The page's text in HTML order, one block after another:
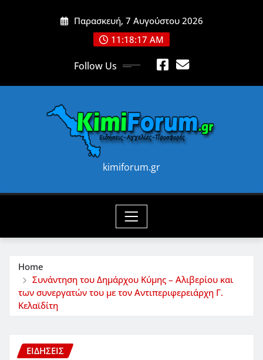
Παρασκευή, 7 Αυγούστου 2026
11:18:18 AM
Follow Us
kimiforum.gr
Home
Συνάντηση του Δημάρχου Κύμης – Αλιβερίου και
των συνεργατών του με τον Αντιπεριφερειάρχη Γ.
Κελαϊδίτη
ΕΙΔΗΣΕΙΣ